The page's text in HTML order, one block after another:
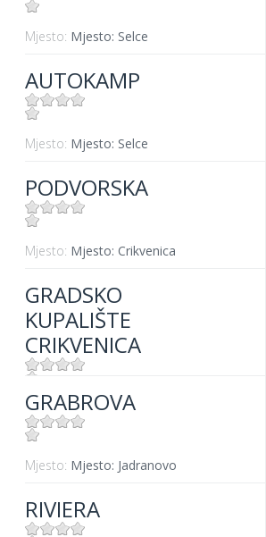
Mjesto: Mjesto: Selce
AUTOKAMP
Mjesto: Mjesto: Selce
PODVORSKA
Mjesto: Mjesto: Crikvenica
GRADSKO
KUPALIŠTE
CRIKVENICA
Mjesto:Mjesto: Crikvenica
GRABROVA
Mjesto: Mjesto: Jadranovo
RIVIERA